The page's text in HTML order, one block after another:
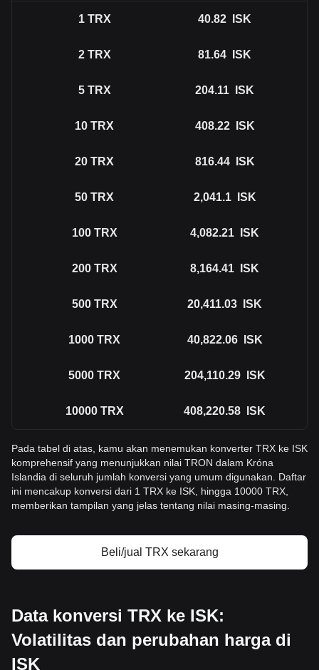
1 TRX 40.82 ISK
2 TRX 81.64 ISK
5 TRX 204.11 ISK
10 TRX 408.22 ISK
20 TRX 816.44 ISK
50 TRX 2,041.1 ISK
100 TRX 4,082.21 ISK
200 TRX 8,164.41 ISK
500 TRX 20,411.03 ISK
1000 TRX 40,822.06 ISK
5000 TRX 204,110.29 ISK
10000 TRX 408,220.58 ISK
Pada tabel di atas, kamu akan menemukan konverter TRX ke ISK
komprehensif yang menunjukkan nilai TRON dalam Króna
Islandia di seluruh jumlah konversi yang umum digunakan. Daftar
ini mencakup konversi dari 1 TRX ke ISK, hingga 10000 TRX,
memberikan tampilan yang jelas tentang nilai masing-masing.
Beli/jual TRX sekarang
Data konversi TRX ke ISK:
Volatilitas dan perubahan harga di
ISK